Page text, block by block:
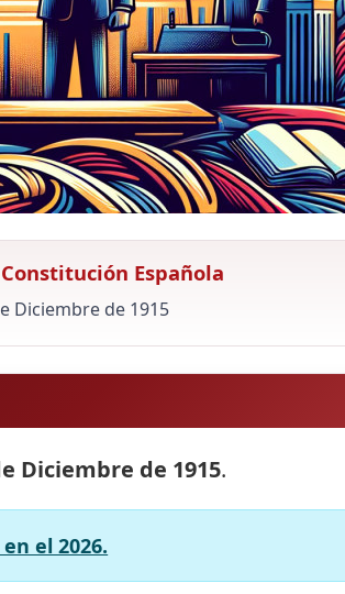
Española
Diciembre de 1915
Diciembre de 1915.
el 2026.